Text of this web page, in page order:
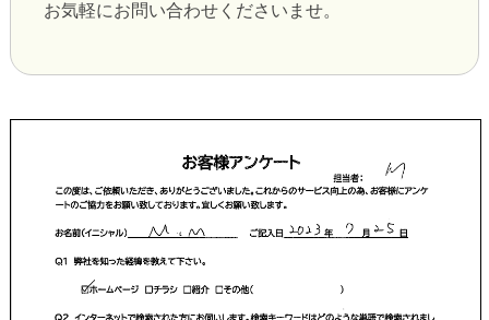
お気軽にお問い合わせくださいませ。